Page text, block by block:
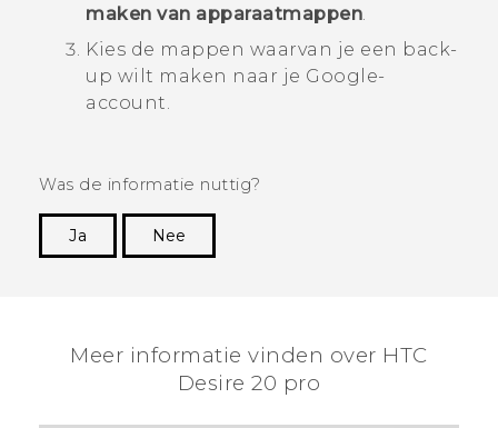
maken van apparaatmappen.
Kies de mappen waarvan je een back-
up wilt maken naar je Google-
account.
Was de informatie nuttig?
Ja
Nee
Meer informatie vinden over ‎HTC
Desire 20 pro